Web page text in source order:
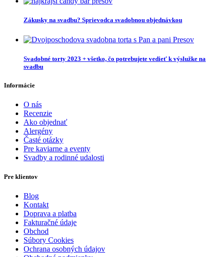
Zákusky na svadbu? Sprievodca svadobnou objednávkou
Svadobné torty 2023 + všetko, čo potrebujete vedieť k výslužke na
svadbu
Informácie
O nás
Recenzie
Ako objednať
Alergény
Časté otázky
Pre kaviarne a eventy
Svadby a rodinné udalosti
Pre klientov
Blog
Kontakt
Doprava a platba
Fakturačné údaje
Obchod
Súbory Cookies
Ochrana osobných údajov